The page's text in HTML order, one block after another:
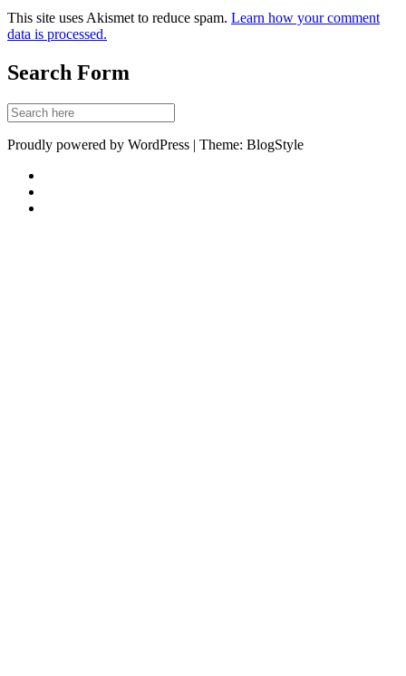
This site uses Akismet to reduce spam. Learn how your comment
data is processed.
Search Form
Proudly powered by WordPress | Theme: BlogStyle